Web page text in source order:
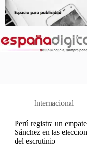
contenido
Internacional
Perú registra un
Sánchez en las
del escrutinio